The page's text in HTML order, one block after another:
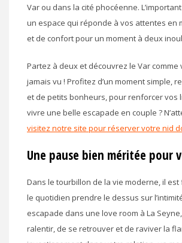
Var ou dans la cité phocéenne.
un espace qui réponde à vos attentes en
et de confort pour un moment à deux
Partez à deux et découvrez le Var comme
jamais vu ! Profitez d’un moment simple,
et de petits bonheurs, pour renforcer vos
vivre une belle escapade en couple ?
visitez notre site pour réserver votre nid
Une pause bien méritée pour
Dans le tourbillon de la vie moderne, il
le quotidien prendre le dessus sur
escapade dans une love room à La Seyne,
ralentir, de se retrouver et de raviver la